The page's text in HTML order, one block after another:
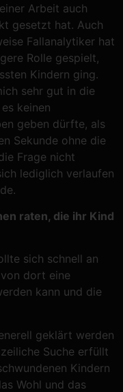
Arbeit auch
gesetzt hat. Auch
Fallanalytiker hat
Rolle gespielt,
Kindern ging.
sehr gut in die
keinen
geben dürfte, als
Sekunde ohne die
Frage nicht
lediglich verlaufen
raten, die ihr Kind
sich schnell an
dort eine
kann und die
geklärt werden
Suche erfüllt
Kindern
Wohl und das